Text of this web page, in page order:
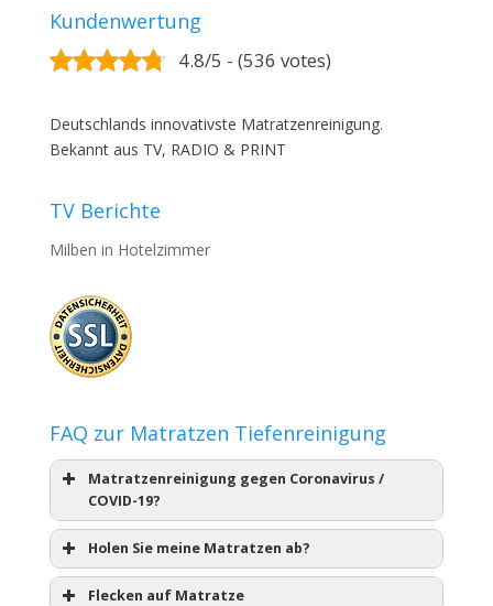
Kundenwertung
4.8/5 - (536 votes)
Deutschlands innovativste Matratzenreinigung.
Bekannt aus TV, RADIO & PRINT
TV Berichte
Milben in Hotelzimmer
FAQ zur Matratzen Tiefenreinigung
Matratzenreinigung gegen Coronavirus /
COVID-19?
Holen Sie meine Matratzen ab?
Flecken auf Matratze